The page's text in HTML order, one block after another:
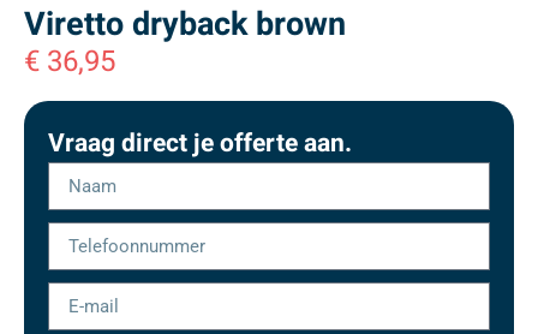
Viretto dryback brown
€ 36,95
Vraag direct je offerte aan.